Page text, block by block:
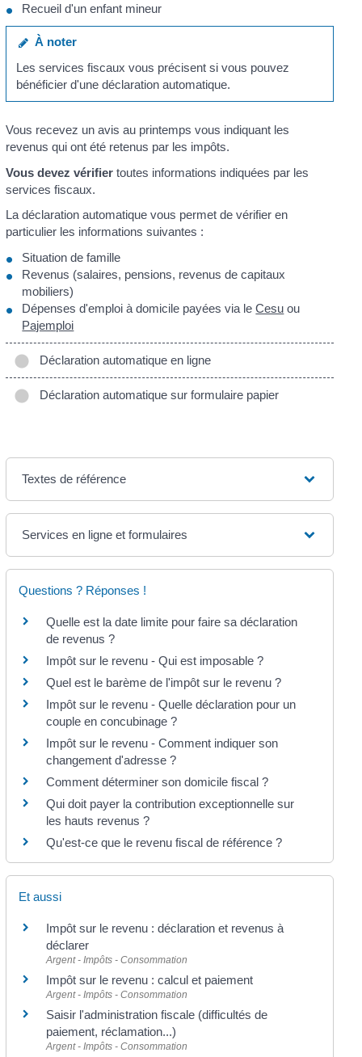
Recueil d'un enfant mineur
À noter
Les services fiscaux vous précisent si vous pouvez
bénéficier d'une déclaration automatique.
Vous recevez un avis au printemps vous indiquant les
revenus qui ont été retenus par les impôts.
Vous devez vérifier toutes informations indiquées par les
services fiscaux.
La déclaration automatique vous permet de vérifier en
particulier les informations suivantes :
Situation de famille
Revenus (salaires, pensions, revenus de capitaux
mobiliers)
Dépenses d'emploi à domicile payées via leCesu ou
Pajemploi
Déclaration automatique en ligne
Déclaration automatique sur formulaire papier
Textes de référence
Services en ligne et formulaires
Questions ? Réponses !
Quelle est la date limite pour faire sa déclaration
de revenus ?
Impôt sur le revenu - Qui est imposable ?
Quel est le barème de l'impôt sur le revenu ?
Impôt sur le revenu - Quelle déclaration pour un
couple en concubinage ?
Impôt sur le revenu - Comment indiquer son
changement d'adresse ?
Comment déterminer son domicile fiscal ?
Qui doit payer la contribution exceptionnelle sur
les hauts revenus ?
Qu'est-ce que le revenu fiscal de référence ?
Et aussi
Impôt sur le revenu : déclaration et revenus à
déclarer
Argent - Impôts - Consommation
Impôt sur le revenu : calcul et paiement
Argent - Impôts - Consommation
Saisir l'administration fiscale (difficultés de
paiement, réclamation...)
Argent - Impôts - Consommation